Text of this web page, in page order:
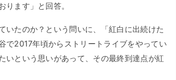
ます」と回答。
たのか？という問いに、「紅白に出続けた
で2017年頃からストリートライブをやってい
いという思いがあって、その最終到達点が紅